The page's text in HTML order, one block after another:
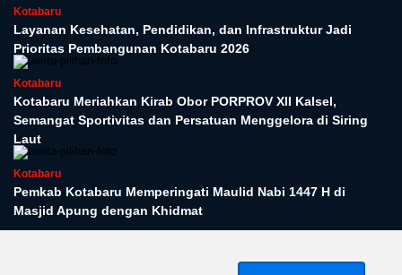
Kotabaru
Layanan Kesehatan, Pendidikan, dan Infrastruktur Jadi
Prioritas Pembangunan Kotabaru 2026
Kotabaru
Kotabaru Meriahkan Kirab Obor PORPROV XII Kalsel,
Semangat Sportivitas dan Persatuan Menggelora di Siring
Laut
Kotabaru
Pemkab Kotabaru Memperingati Maulid Nabi 1447 H di
Masjid Apung dengan Khidmat